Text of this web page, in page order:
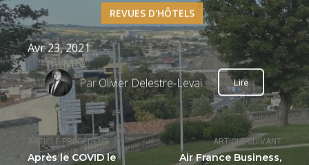
ARTICLE PRÉCÉDENT
Après le COVID le
ARTICLE SUIVANT
Air France Business,
REVUES D'HÔTELS
Avr 23, 2021
ParOlivier Delestre-Levai Lire